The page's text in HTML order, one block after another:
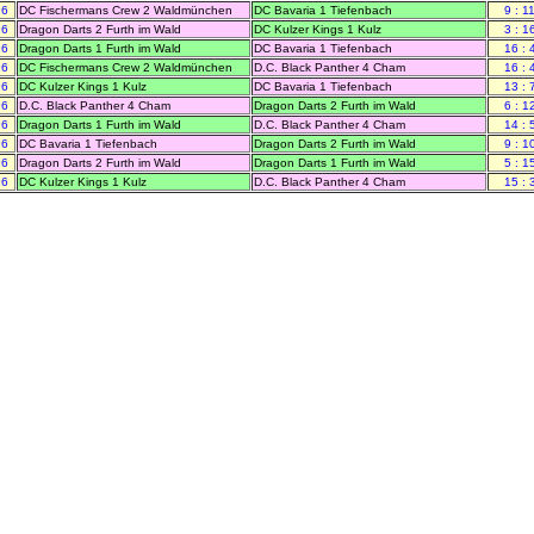
DC Fischermans Crew 2 Waldmünchen DC Bavaria 1 Tiefenbach 9 : 11
Dragon Darts 2 Furth im Wald DC Kulzer Kings 1 Kulz 3 : 16
Dragon Darts 1 Furth im Wald DC Bavaria 1 Tiefenbach 16 :
DC Fischermans Crew 2 Waldmünchen D.C. Black Panther 4 Cham 16 :
DC Kulzer Kings 1 Kulz DC Bavaria 1 Tiefenbach 13 : 7
D.C. Black Panther 4 Cham Dragon Darts 2 Furth im Wald 6 : 12
Dragon Darts 1 Furth im Wald D.C. Black Panther 4 Cham 14 :
DC Bavaria 1 Tiefenbach Dragon Darts 2 Furth im Wald 9 :
Dragon Darts 2 Furth im Wald Dragon Darts 1 Furth im Wald 5 :
DC Kulzer Kings 1 Kulz D.C. Black Panther 4 Cham 15 : 3